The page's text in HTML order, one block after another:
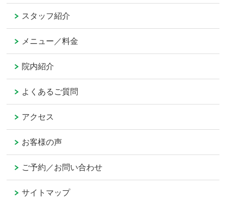
スタッフ紹介
メニュー／料金
院内紹介
よくあるご質問
アクセス
お客様の声
ご予約／お問い合わせ
サイトマップ